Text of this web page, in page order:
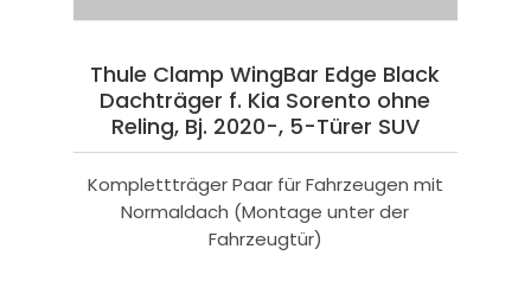
Thule Clamp WingBar Edge Black
Dachträger f. Kia Sorento ohne
Reling, Bj. 2020-, 5-Türer SUV
Komplettträger Paar für Fahrzeugen mit
Normaldach (Montage unter der
Fahrzeugtür)